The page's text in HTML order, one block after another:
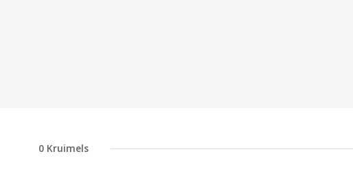
0 Kruimels